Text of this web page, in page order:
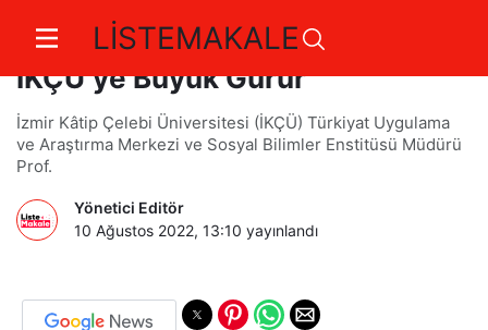
LİSTEMAKALE
İzmir Kâtip Çelebi Üniversitesi
İKÇÜ’ye Büyük Gurur
İzmir Kâtip Çelebi Üniversitesi (İKÇÜ) Türkiyat Uygulama
ve Araştırma Merkezi ve Sosyal Bilimler Enstitüsü Müdürü
Prof.
Yönetici Editör
10 Ağustos 2022, 13:10 yayınlandı